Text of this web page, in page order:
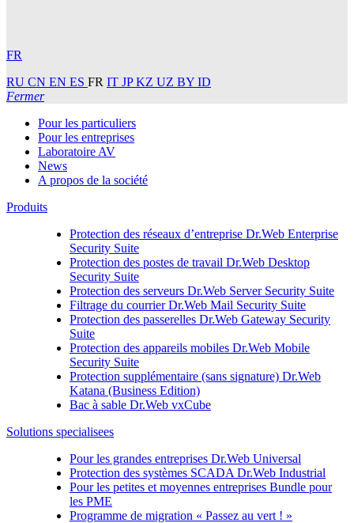
FR
RU CN EN ES FR IT JPKZ UZ BY ID
Fermer
Pour les particuliers
Pour les entreprises
Laboratoire AV
News
A propos de la société
Produits
Protection des réseaux d’entreprise Dr.Web Enterprise
Security Suite
Protection des postes de travail Dr.Web Desktop
Security Suite
Protection des serveurs Dr.Web Server Security Suite
Filtrage du courrierDr.Web Mail Security Suite
Protection des passerelles Dr.Web Gateway Security
Suite
Protection des appareils mobiles Dr.Web Mobile
Security Suite
Protection supplémentaire (sans signature) Dr.Web
Katana (Business Edition)
Bac à sable Dr.Web vxCube
Solutions specialisees
Pour les grandes entreprises Dr.Web Universal
Protection des systèmes SCADA Dr.Web Industrial
Pour les petites et moyennes entreprises Bundle pour
les PME
Programme de migration « Passez au vert ! »